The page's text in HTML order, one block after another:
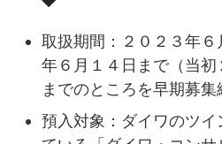
取扱期間：２０２３年６
年６月１４日まで（当
までのところを早期募集
預入対象：ダイワのツ